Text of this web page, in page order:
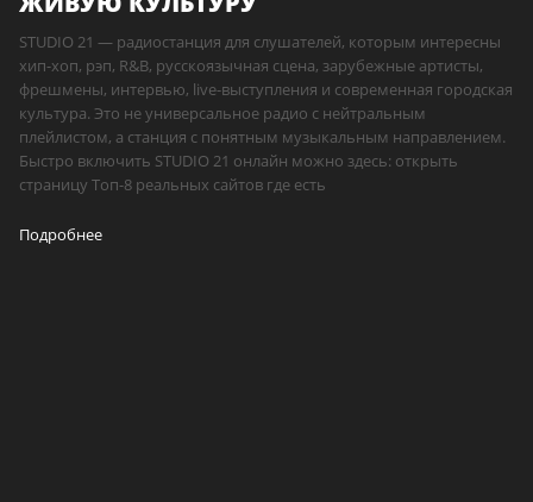
STUDIO 21 — радиостанция для слушателей, которым интересны
хип-хоп, рэп, R&B, русскоязычная сцена, зарубежные артисты,
фрешмены, интервью, live-выступления и современная городская
культура. Это не универсальное радио с нейтральным
плейлистом, а станция с понятным музыкальным направлением.
Быстро включить STUDIO 21 онлайн можно здесь: открыть
страницу Топ-8 реальных сайтов где есть
Подробнее